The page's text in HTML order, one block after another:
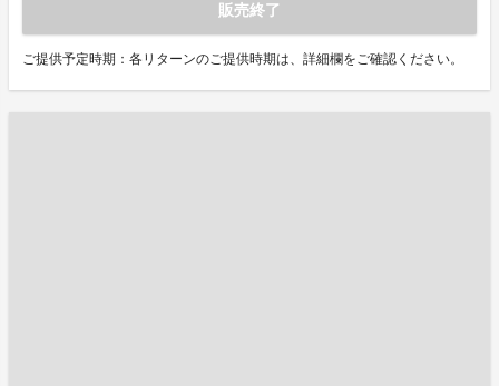
販売終了
ご提供予定時期：各リターンのご提供時期は、詳細欄をご確認ください。